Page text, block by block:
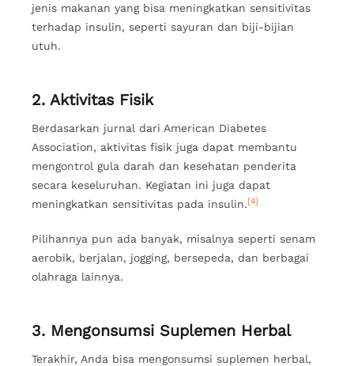
jenis makanan yang bisa meningkatkan sensitivitas
terhadap insulin, seperti sayuran dan biji-bijian
utuh.
2. Aktivitas Fisik
Berdasarkan jurnal dari American Diabetes
Association, aktivitas fisik juga dapat membantu
mengontrol gula darah dan kesehatan penderita
secara keseluruhan. Kegiatan ini juga dapat
meningkatkan sensitivitas pada insulin.[4]
Pilihannya pun ada banyak, misalnya seperti senam
aerobik, berjalan, jogging, bersepeda, dan berbagai
olahraga lainnya.
3. Mengonsumsi Suplemen Herbal
Terakhir, Anda bisa mengonsumsi suplemen herbal,